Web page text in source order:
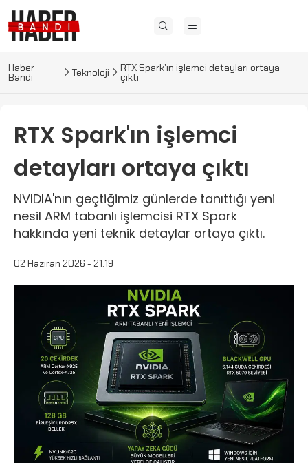
Haber
Bandı Teknoloji RTX Spark'ın işlemci detayları ortaya
çıktı
RTX Spark'ın işlemci
detayları ortaya çıktı
NVIDIA'nın geçtiğimiz günlerde tanıttığı yeni
nesil ARM tabanlı işlemcisi RTX Spark
hakkında yeni teknik detaylar ortaya çıktı.
02 Haziran 2026 - 21:19